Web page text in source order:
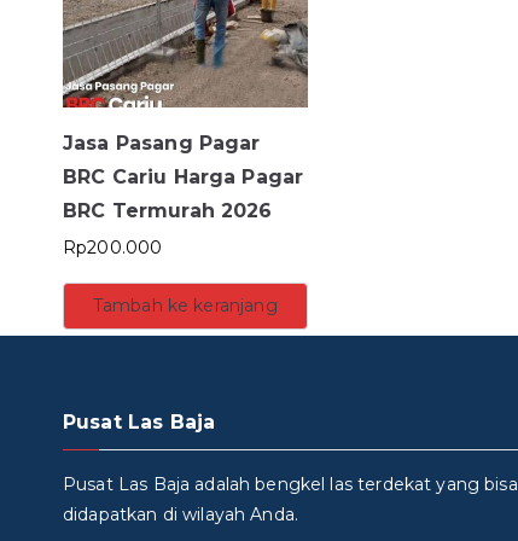
Jasa Pasang Pagar
BRC Cariu Harga Pagar
BRC Termurah 2026
Rp200.000
Tambah ke keranjang
Pusat Las Baja
Pusat Las Baja adalah bengkel las terdekat yang bisa
didapatkan di wilayah Anda.